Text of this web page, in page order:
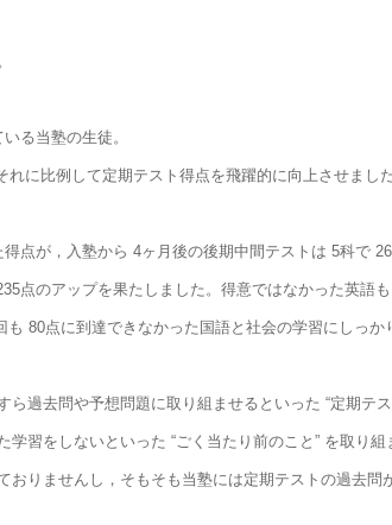
る当塾の生徒。
に比例して定期テスト得点を飛躍的に向上させました
点が，入塾から 4ヶ月後の後期中間テストは 5科で
点のアップを果たしました。得意ではなかった英語も
80点に到達できなかった国語と社会の学習にしっか
過去問や予想問題に取り組ませるといった “定期テ
習をしないといった “ごく当たり前のこと” を取り組
りませんし，そもそも当塾には定期テストの過去問